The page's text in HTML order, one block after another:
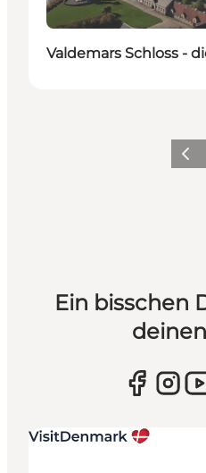
Valdemars Schloss -
Ein bisschen